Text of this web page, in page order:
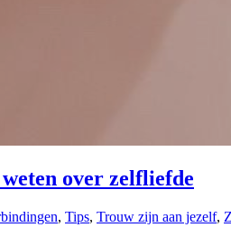
over zelfliefde
, Tips, Trouw zijn aan jezelf,